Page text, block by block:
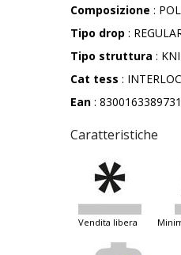
Composizione :
Tipo drop :
Tipo struttura :
Cat tess :
Ean : 8300163389731
Caratteristiche
vendita libera